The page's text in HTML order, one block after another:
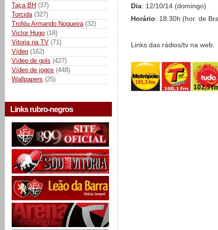
Taça BH (37)
Torcida (327)
Troféu Armando Nogueira (32)
Victor Hugo (18)
Vitoria na TV (71)
Vídeo (162)
Vídeo de gols (427)
Vídeo de jogos (448)
Wallpapers (25)
Links rubro-negros
Dia: 12/10/14 (domingo)
Horário: 18:30h (hor. de
Links das rádios/tv na web: